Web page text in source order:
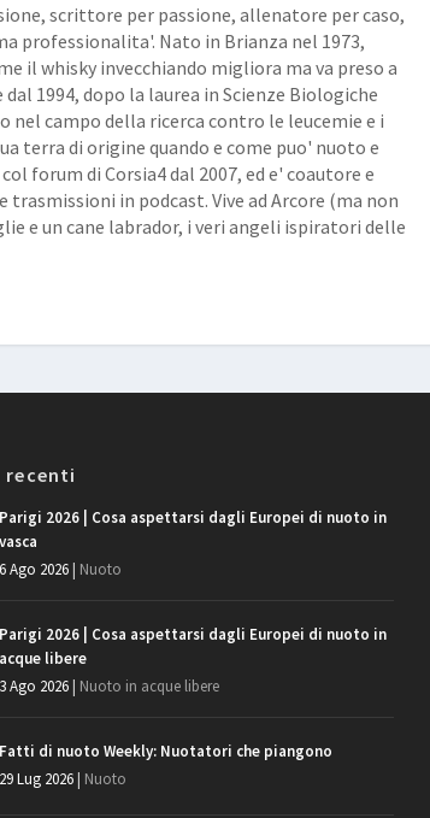
scrittore per passione, allenatore per caso,
professionalita'. Nato in Brianza nel 1973,
il whisky invecchiando migliora ma va preso a
1994, dopo la laurea in Scienze Biologiche
nel campo della ricerca contro le leucemie e i
terra di origine quando e come puo' nuoto e
forum di Corsia4 dal 2007, ed e' coautore e
in podcast. Vive ad Arcore (ma non
e un cane labrador, i veri angeli ispiratori delle
Parigi 2026 | Cosa aspettarsi dagli Europei di nuoto in
vasca
6 Ago 2026| Nuoto
Parigi 2026 | Cosa aspettarsi dagli Europei di nuoto in
acque libere
3 Ago 2026| Nuoto in acque libere
Fatti di nuoto Weekly: Nuotatori che piangono
29 Lug 2026| Nuoto